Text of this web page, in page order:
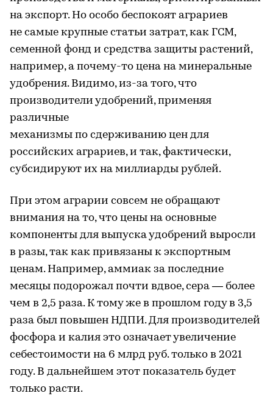
на экспорт. Но особо беспокоят аграриев
не самые крупные статьи затрат, как ГСМ,
семенной фонд и средства защиты растений,
например, а почему-то цена на минеральные
удобрения. Видимо, из-за того, что
производители удобрений, применяя
различные
механизмы по сдерживанию цен для
российских аграриев, и так, фактически,
субсидируют их на миллиарды рублей.
При этом аграрии совсем не обращают
внимания на то, что цены на основные
компоненты для выпуска удобрений выросли
в разы, так как привязаны к экспортным
ценам. Например, аммиак за последние
месяцы подорожал почти вдвое, сера — более
чем в 2,5 раза. К тому же в прошлом году в 3,5
раза был повышен НДПИ. Для производителей
фосфора и калия это означает увеличение
себестоимости на 6 млрд руб. только в 2021
году. В дальнейшем этот показатель будет
только расти.